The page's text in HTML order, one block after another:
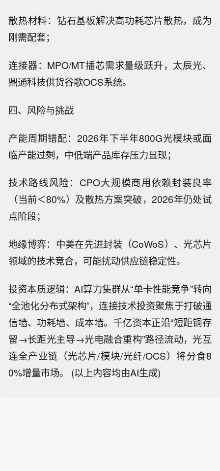
散热材料：钻石基板解决高功耗芯片散热，成为
刚需配套；
连接器：MPO/MT插芯需求量级跃升，太辰光、
鼎通科技供货谷歌OCS系统。
四、风险与挑战
产能周期错配：2026年下半年800G光模块或面
临产能过剩，中低端产品库存压力显现；
技术路线风险：CPO大规模商用依赖封装良率
（当前＜80%）及散热方案突破，2026年仍处试
点阶段；
地缘博弈：中美在先进封装（CoWoS）、光芯片
领域的技术竞合，可能扰动供应链稳定性。
投资本质逻辑：AI算力集群从“单卡性能竞争”转向
“全池化分布式架构”，连接技术投资聚焦于打破通
信墙、功耗墙、成本墙。千亿资本正沿“短距铜存
留→长距光主导→光电融合重构”路径流动，光互
连全产业链（光芯片/模块/光纤/OCS）将分食8
0%增量市场。 (以上内容均由AI生成)